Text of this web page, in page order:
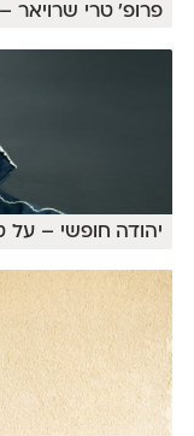
פרופ׳ טרי
יהודה חופשי – על